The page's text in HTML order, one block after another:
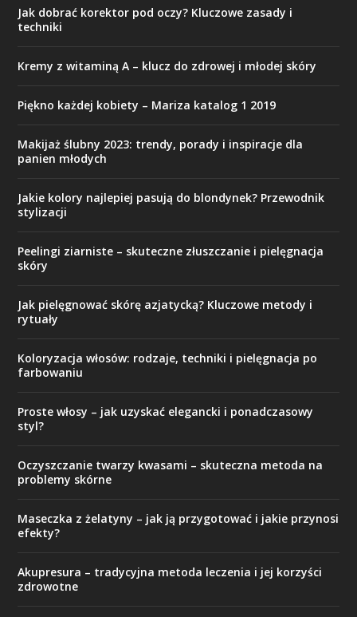
Jak dobrać korektor pod oczy? Kluczowe zasady i
techniki
Kremy z witaminą A – klucz do zdrowej i młodej skóry
Piękno każdej kobiety – Mariza katalog 1 2019
Makijaż ślubny 2023: trendy, porady i inspiracje dla
panien młodych
Jakie kolory najlepiej pasują do blondynek? Przewodnik
stylizacji
Peelingi ziarniste – skuteczne złuszczanie i pielęgnacja
skóry
Jak pielęgnować skórę azjatycką? Kluczowe metody i
rytuały
Koloryzacja włosów: rodzaje, techniki i pielęgnacja po
farbowaniu
Proste włosy – jak uzyskać elegancki i ponadczasowy
styl?
Oczyszczanie twarzy kwasami – skuteczna metoda na
problemy skórne
Maseczka z żelatyny – jak ją przygotować i jakie przynosi
efekty?
Akupresura – tradycyjna metoda leczenia i jej korzyści
zdrowotne